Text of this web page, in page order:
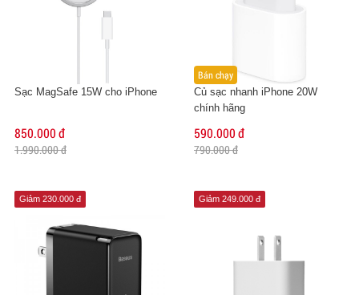
Sạc MagSafe 15W cho iPhone
850.000 đ
1.990.000 đ
Bán chạy
Củ sạc nhanh iPhone 20W
chính hãng
590.000 đ
790.000 đ
Giảm 230.000 đ Giảm 249.000 đ